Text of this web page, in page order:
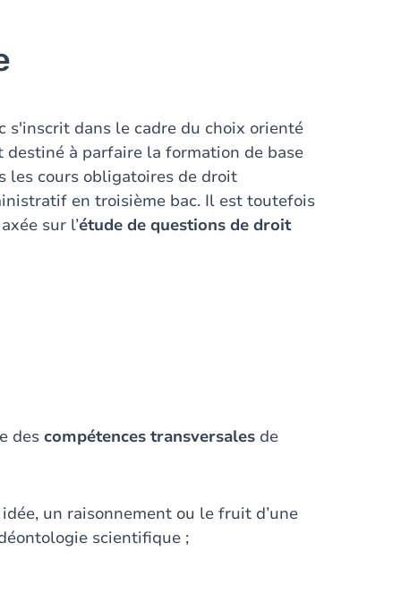
s'inscrit dans le cadre du choix orienté
à parfaire la formation de base
les cours obligatoires de droit
en troisième bac. Il est toutefois
sur l’étude de questions de droit
des compétences transversales de
un raisonnement ou le fruit d’une
scientifique ;